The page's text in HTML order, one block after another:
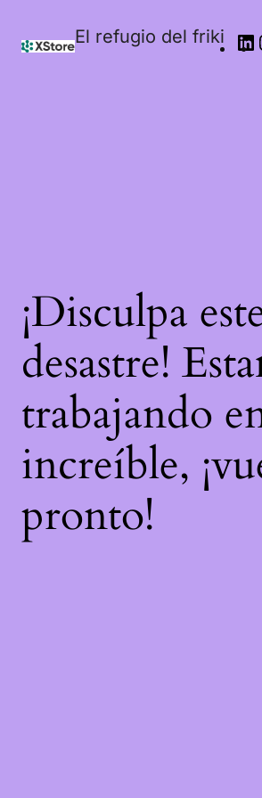
El refugio del friki
¡Disculpa
desastre!
trabajando
increíble,
pronto!